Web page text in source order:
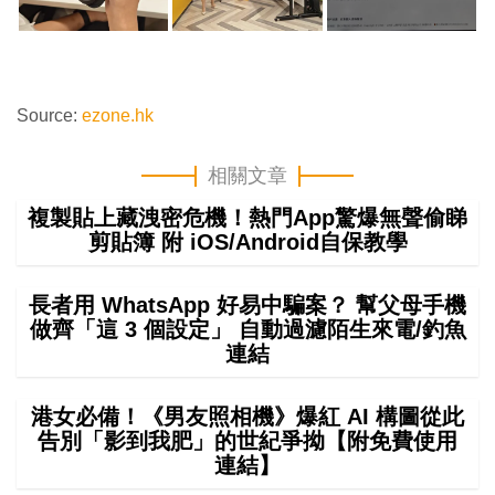
Source: ezone.hk
相關文章
複製貼上藏洩密危機！熱門App驚爆無聲偷睇
剪貼簿 附 iOS/Android自保教學
長者用 WhatsApp 好易中騙案？ 幫父母手機
做齊「這 3 個設定」 自動過濾陌生來電/釣魚
連結
港女必備！《男友照相機》爆紅 AI 構圖從此
告別「影到我肥」的世紀爭拗【附免費使用
連結】